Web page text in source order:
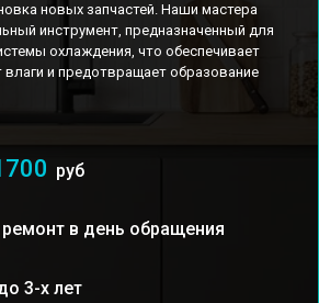
новых запчастей. Наши мастера
инструмент, предназначенный для
охлаждения, что обеспечивает
и предотвращает образование
руб
в день обращения
3-х лет